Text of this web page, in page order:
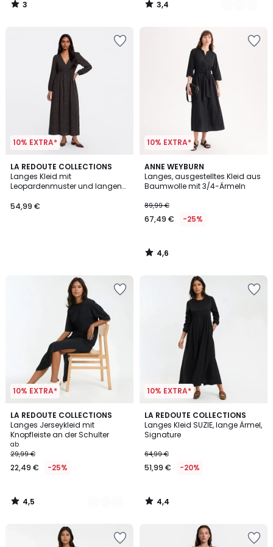
3
/
3,4
/
10% EXTRA*
LA REDOUTE COLLECTIONS
Langes Kleid mit
Leopardenmuster und langen
54,99 €
10% EXTRA*
ANNE WEYBURN
Langes, ausgestelltes Kleid aus
Baumwolle mit 3/4-Ärmeln
89,99 €
67,49 € -25%
4,6
/ 5
4,6
/
10% EXTRA*
LA REDOUTE COLLECTIONS
Langes Jerseykleid mit
Knopfleiste an der Schulter
ab
29,99 €
22,49 € -25%
4,5
/ 5
2
Farben
4,5
/
10% EXTRA*
LA REDOUTE COLLECTIONS
Langes Kleid SUZIE, lange Ärmel,
Signature
64,99 €
51,99 € -20%
4,4
/ 5
4,4
/